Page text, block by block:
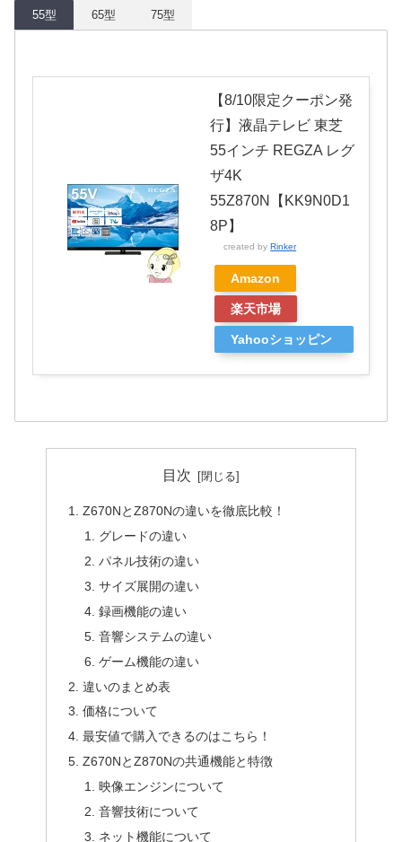
55型 65型 75型
【8/10限定クーポン発
行】液晶テレビ 東芝
55インチ REGZA レグ
ザ4K
55Z870N【KK9N0D1
8P】
created byRinker
Amazon
楽天市場
Yahooショッピン
目次
Z670NとZ870Nの違いを徹底比較！
グレードの違い
パネル技術の違い
サイズ展開の違い
録画機能の違い
音響システムの違い
ゲーム機能の違い
違いのまとめ表
価格について
最安値で購入できるのはこちら！
Z670NとZ870Nの共通機能と特徴
映像エンジンについて
音響技術について
ネット機能について